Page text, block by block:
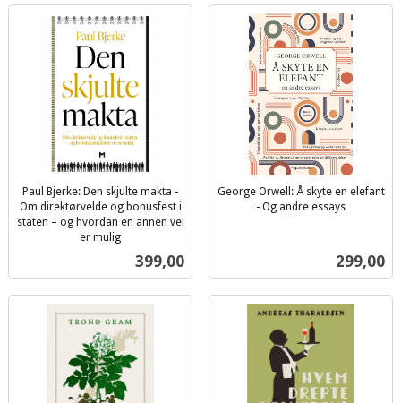
Paul Bjerke: Den skjulte makta -
Om direktørvelde og bonusfest i
staten – og hvordan en annen vei
er mulig
Pris
399,00
George Orwell: Å skyte en elefant
- Og andre essays
Pris
299,00